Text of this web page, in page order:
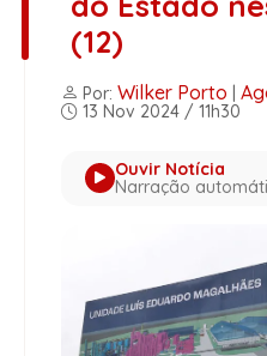
(12)
Por: Wilker Porto
13 Nov 2024 / 11h30
Ouvir Notícia
Narração